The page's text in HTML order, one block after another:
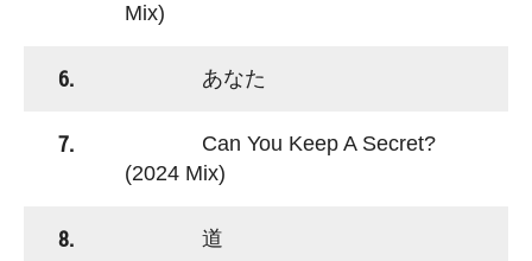
Mix)
6. あなた
7.
Can You Keep A Secret?
(2024 Mix)
8. 道